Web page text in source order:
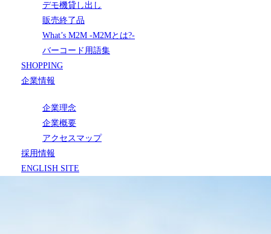
デモ機貸し出し
販売終了品
What’s M2M -M2Mとは?-
バーコード用語集
SHOPPING
企業情報
企業理念
企業概要
アクセスマップ
採用情報
ENGLISH SITE